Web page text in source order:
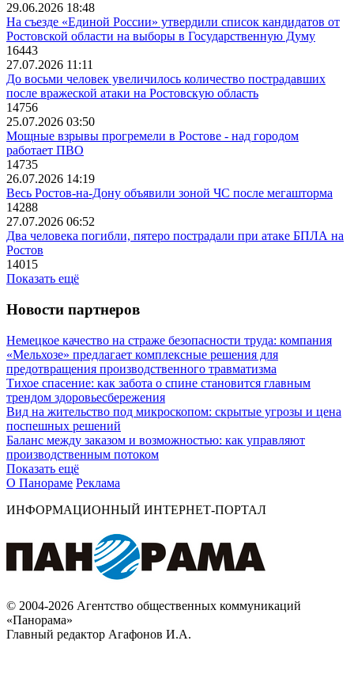
29.06.2026 18:48
На съезде «Единой России» утвердили список кандидатов от
Ростовской области на выборы в Государственную Думу
16443
27.07.2026 11:11
До восьми человек увеличилось количество пострадавших
после вражеской атаки на Ростовскую область
14756
25.07.2026 03:50
Мощные взрывы прогремели в Ростове - над городом
работает ПВО
14735
26.07.2026 14:19
Весь Ростов-на-Дону объявили зоной ЧС после мегашторма
14288
27.07.2026 06:52
Два человека погибли, пятеро пострадали при атаке БПЛА на
Ростов
14015
Показать ещё
Новости партнеров
Немецкое качество на страже безопасности труда: компания
«Мельхозе» предлагает комплексные решения для
предотвращения производственного травматизма
Тихое спасение: как забота о спине становится главным
трендом здоровьесбережения
Вид на жительство под микроскопом: скрытые угрозы и цена
поспешных решений
Баланс между заказом и возможностью: как управляют
производственным потоком
Показать ещё
О Панораме Реклама
ИНФОРМАЦИОННЫЙ ИНТЕРНЕТ-ПОРТАЛ
© 2004-2026 Агентство общественных коммуникаций
«Панорама»
Главный редактор Агафонов И.А.